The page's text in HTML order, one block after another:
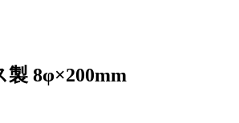
8φ×200mm